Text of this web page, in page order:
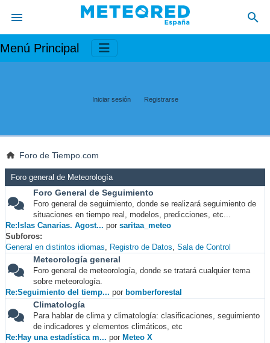
Menú Principal
Iniciar sesión Registrarse
Foro de Tiempo.com
Foro general de Meteorología
Foro General de Seguimiento
Foro general de seguimiento, donde se realizará seguimiento de
situaciones en tiempo real, modelos, predicciones, etc...
Re:Islas Canarias. Agost... por saritaa_meteo
Subforos
General en distintos idiomas
Registro de Datos Sala de Control
Meteorología general
Foro general de meteorología, donde se tratará cualquier tema
sobre meteorología.
Re:Seguimiento del tiemp... por bomberforestal
Climatología
Para hablar de clima y climatología: clasificaciones, seguimiento
de indicadores y elementos climáticos, etc
Re:Hay una estadística m... por Meteo X